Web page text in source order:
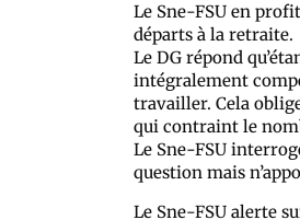
Le Sne-FSU en
départs à la retraite.
Le DG répond
intégralement
travailler. Cela
qui contraint le
Le Sne-FSU
question mais
Le Sne-FSU alerte